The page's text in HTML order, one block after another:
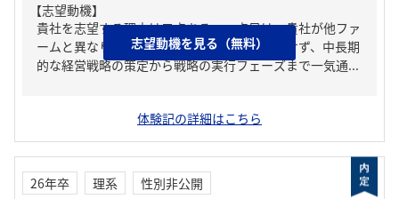
【志望動機】
貴社を志望する理由は二点ある。一点目は、貴社が他ファ
ームと異なり戦略部隊と実行部隊に組織を分けず、中長期
的な経営戦略の策定から戦略の実行フェーズまで一気通...
体験記の詳細はこちら
志望動機を見る（無料）
26年卒 理系
性別非公開